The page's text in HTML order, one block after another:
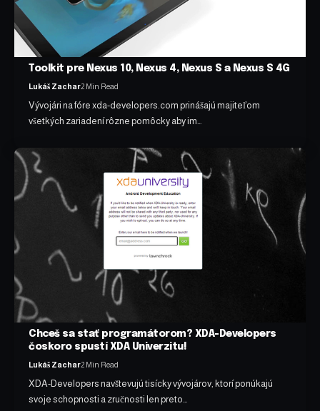
Toolkit pre Nexus 10, Nexus 4, Nexus S a Nexus S 4G
Lukáš Zachar2 Min Read
Vývojári na fóre xda-developers.com prinášajú majiteľom
všetkých zariadení rôzne pomôcky aby im…
Chceš sa stať programátorom? XDA-Developers
čoskoro spustí XDA Univerzitu!
Lukáš Zachar2 Min Read
XDA-Developers navštevujú tisícky vývojárov, ktorí ponúkajú
svoje schopnosti a zručnosti len preto…